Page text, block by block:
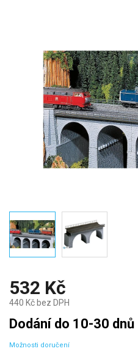
532 Kč
440 Kč bez DPH
Měrná
cena:
Dodání do 10-30 dnů
Možnosti doručení